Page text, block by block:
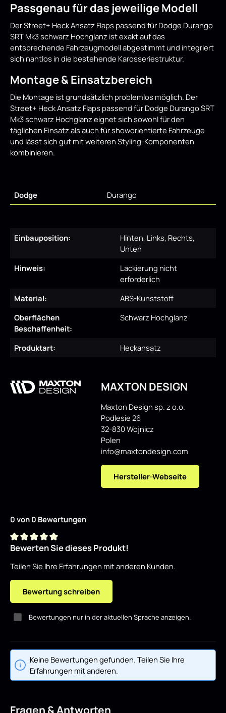
Passgenau für das jeweilige Modell
Der Street+ Heck Ansatz Flaps passend für Dodge Durango
SRT Mk3 schwarz Hochglanz ist exakt auf das
entsprechende Fahrzeugmodell abgestimmt und integriert
sich nahtlos in die bestehende Karosseriestruktur.
Montage & Einsatzbereich
Die Montage ist grundsätzlich problemlos möglich. Der
Street+ Heck Ansatz Flaps passend für Dodge Durango SRT
Mk3 schwarz Hochglanz eignet sich sowohl für den
täglichen Einsatz als auch für showorientierte Fahrzeuge
und lässt sich gut mit weiteren Styling-Komponenten
kombinieren.
Dodge Durango
Einbauposition:
Hinten, Links, Rechts,
Unten
Hinweis:
Lackierung nicht
erforderlich
Material:
ABS-Kunststoff
Oberflächen
Beschaffenheit:
Schwarz Hochglanz
Produktart: Heckansatz
MAXTON DESIGN
Maxton Design sp. z o.o.
Podlesie 26
32-830 Wojnicz
Polen
info@maxtondesign.com
Hersteller-Webseite
0 von 0 Bewertungen
Durchschnittliche Bewertung von 0 von 5 Sternen
Bewerten Sie dieses Produkt!
Teilen Sie Ihre Erfahrungen mit anderen Kunden.
Bewertung schreiben
Bewertungen nur in der aktuellen Sprache anzeigen.
Keine Bewertungen gefunden. Teilen Sie Ihre
Erfahrungen mit anderen.
Fragen & Antworten